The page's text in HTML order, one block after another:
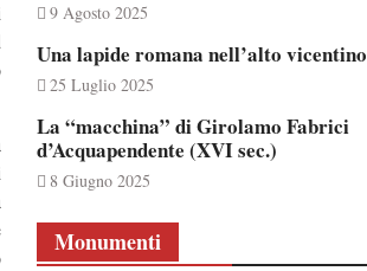
9 Agosto 2025
Una lapide romana nell’alto vicentino
25 Luglio 2025
La “macchina” di Girolamo Fabrici
d’Acquapendente (XVI sec.)
8 Giugno 2025
Monumenti